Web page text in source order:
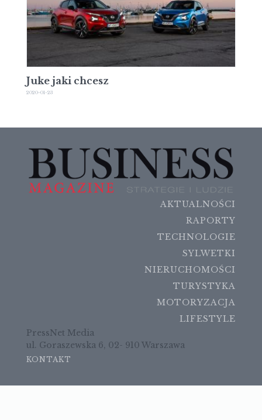
Juke jaki chcesz
2020-01-23
AKTUALNOŚCI
RAPORTY
TECHNOLOGIE
SYLWETKI
NIERUCHOMOŚCI
TURYSTYKA
MOTORYZACJA
LIFESTYLE
PressNet Media
ul. Goraszewska 6, 02- 910 Warszawa
KONTAKT